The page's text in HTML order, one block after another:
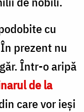
cu
prezent nu
Într-o aripă
de la
care vor ieşi